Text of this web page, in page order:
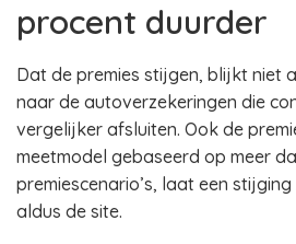
procent duurder
Dat de premies stijgen, blijkt niet
naar de autoverzekeringen die
vergelijker afsluiten. Ook de
meetmodel gebaseerd op meer
premiescenario’s, laat een
aldus de site.